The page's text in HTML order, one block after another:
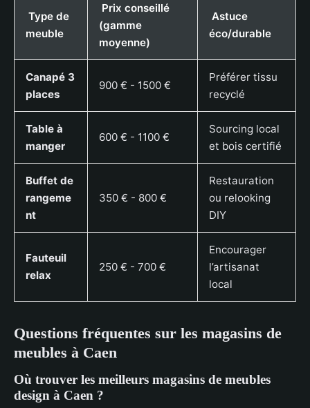
Type de
meuble
Prix conseillé
(gamme
moyenne)
Astuce
éco/durable
Canapé 3
places
900 € - 1500 €
Préférer tissu
recyclé
Table à
manger
600 € - 1100 €
Sourcing local
et bois certifié
Buffet de
rangeme
nt
350 € - 800 €
Restauration
ou relooking
DIY
Fauteuil
relax
250 € - 700 €
Encourager
l’artisanat
local
Questions fréquentes sur les magasins de
meubles à Caen
Où trouver les meilleurs magasins de meubles
design à Caen ?